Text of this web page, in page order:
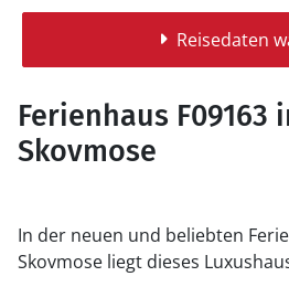
Reisedaten
Ferienhaus F09163
Skovmose
In der neuen und beliebten
Skovmose liegt dieses